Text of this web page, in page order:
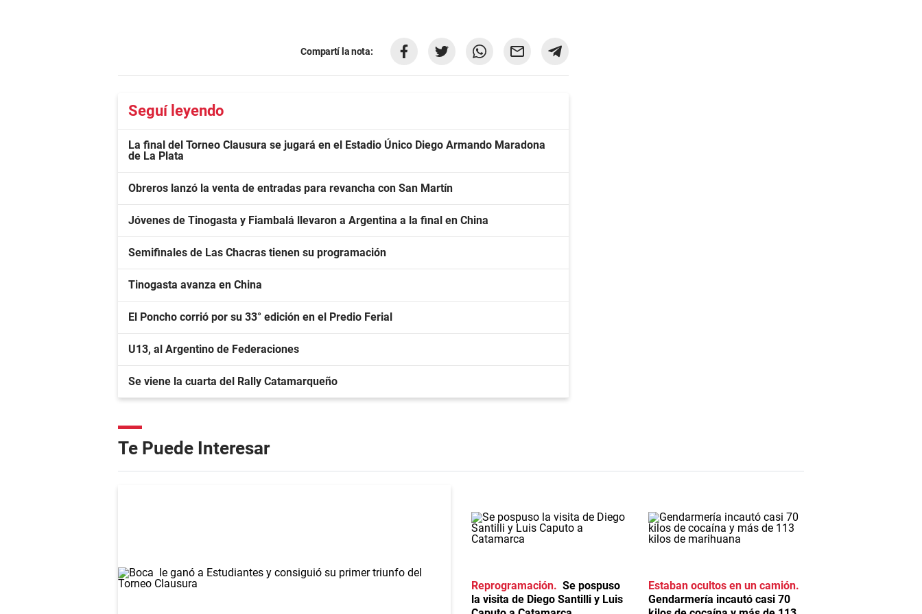
Compartí la nota:
Seguí leyendo
La final del Torneo Clausura se jugará en el Estadio Único Diego Armando Maradona
de La Plata
Obreros lanzó la venta de entradas para revancha con San Martín
Jóvenes de Tinogasta y Fiambalá llevaron a Argentina a la final en China
Semifinales de Las Chacras tienen su programación
Tinogasta avanza en China
El Poncho corrió por su 33° edición en el Predio Ferial
U13, al Argentino de Federaciones
Se viene la cuarta del Rally Catamarqueño
Te Puede Interesar
Reprogramación
Se pospuso
la visita de Diego Santilli y Luis
Estaban ocultos en un camión
Gendarmería incautó casi 70